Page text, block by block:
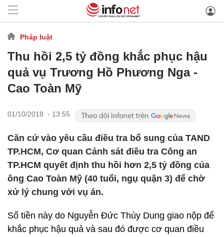
Pháp luật
Thu hồi 2,5 tỷ đồng khắc phục hậu
quả vụ Trương Hồ Phương Nga -
Cao Toàn Mỹ
01/10/2018 - 13:55
Căn cứ vào yêu cầu điều tra bổ sung của TAND
TP.HCM, Cơ quan Cảnh sát điều tra Công an
TP.HCM quyết định thu hồi hơn 2,5 tỷ đồng của
ông Cao Toàn Mỹ (40 tuổi, ngụ quận 3) để chờ
xử lý chung với vụ án.
Số tiền này do Nguyễn Đức Thùy Dung giao nộp để
khắc phục hậu quả và sau đó được cơ quan điều